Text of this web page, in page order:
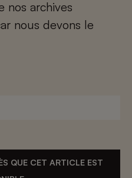
nos archives
nous devons le
QUE CET ARTICLE EST